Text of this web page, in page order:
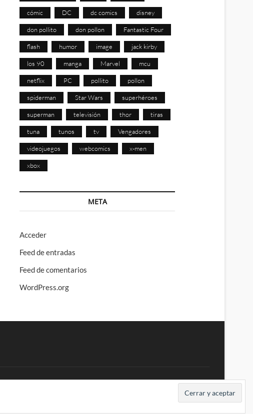
cómic DC dc comics disney
don pollito don pollon Fantastic Four
flash humor image jack kirby
los 90 manga Marvel mcu
netflix PC pollito pollon
spiderman Star Wars superhéroes
superman televisión thor tiras
tuna tunos tv Vengadores
videojuegos webcomics x-men
xbox
META
Acceder
Feed de entradas
Feed de comentarios
WordPress.org